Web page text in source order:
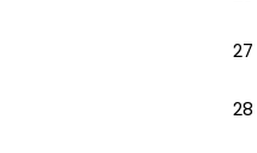
27
28